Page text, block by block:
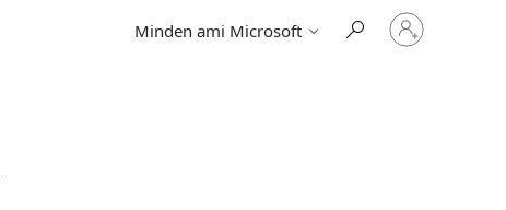
Minden ami Microsoft
Jelentkezzen
be